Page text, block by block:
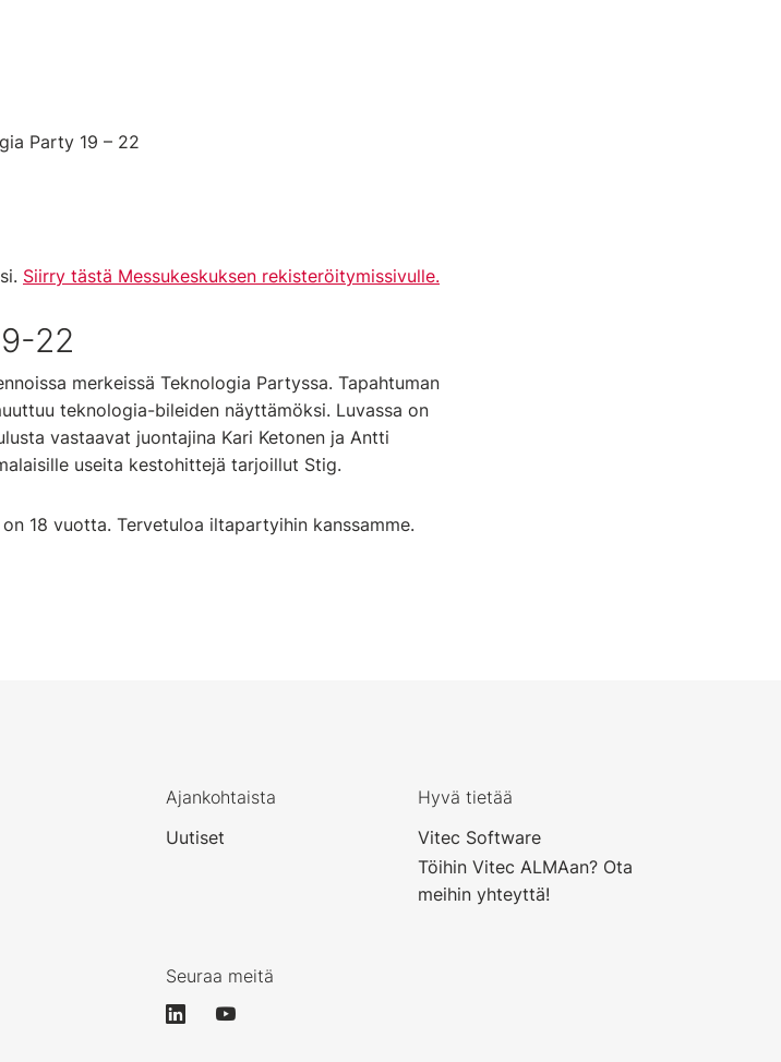
Party 19 – 22
Siirry tästä Messukeskuksen rekisteröitymissivulle.
22
merkeissä Teknologia Partyssa. Tapahtuman
teknologia-bileiden näyttämöksi. Luvassa on
vastaavat juontajina Kari Ketonen ja Antti
useita kestohittejä tarjoillut Stig.
18 vuotta. Tervetuloa iltapartyihin kanssamme.
Ajankohtaista
Uutiset
Hyvä tietää
Vitec Software
Töihin Vitec ALMAan? Ota
meihin yhteyttä!
Seuraa meitä